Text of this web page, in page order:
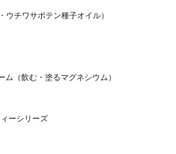
ウチワサボテン種子オイル）
ム（飲む・塗るマグネシウム）
ーシリーズ